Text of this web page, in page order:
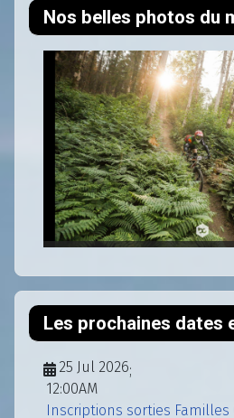
Nos belles photos du
Les prochaines dates
25 Jul 2026;
12:00AM
Inscriptions sorties Familles